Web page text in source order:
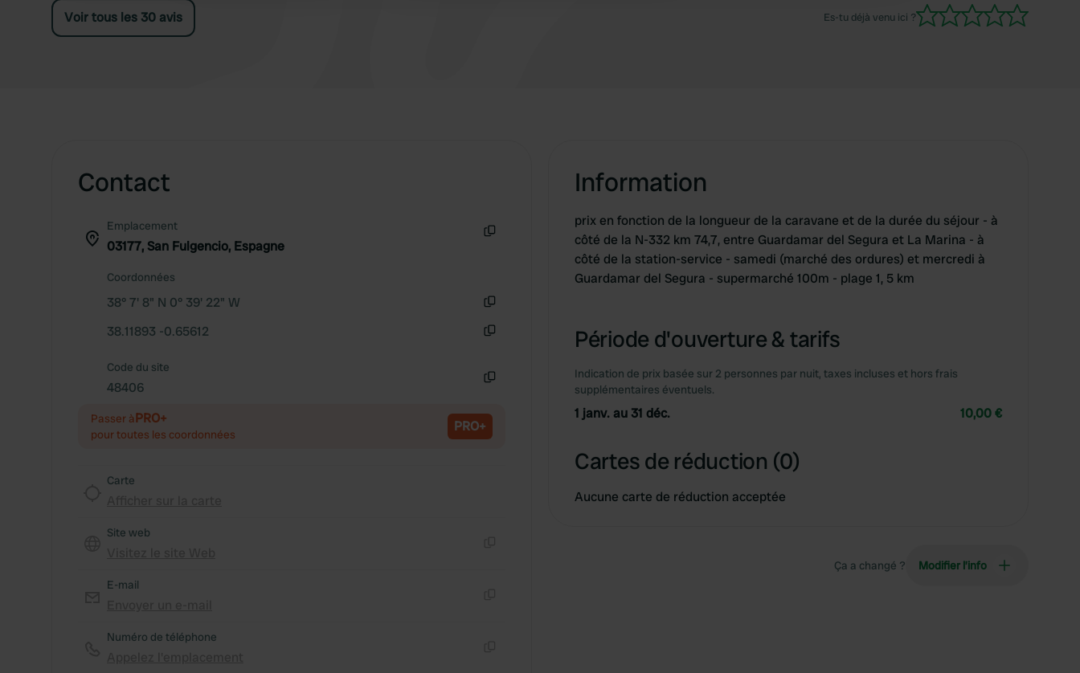
Voir tous les 30 avis Es-tu déjà venu ici ?
Contact
Emplacement
03177, San Fulgencio, Espagne
Coordonnées
38° 7' 8" N 0° 39' 22" W
38.11893 -0.65612
Code du site
48406
Passer àPRO+
pour toutes les coordonnées PRO+
Carte
Site web
E-mail
Numéro de téléphone
Information
prix en fonction de la longueur de la caravane et de la durée du séjour - à
côté de la N-332 km 74,7, entre Guardamar del Segura et La Marina - à
côté de la station-service - samedi (marché des ordures) et mercredi à
Guardamar del Segura - supermarché 100m - plage 1, 5 km
Période d'ouverture & tarifs
Indication de prix basée sur 2 personnes par nuit, taxes incluses et hors frais
supplémentaires éventuels.
1 janv. au 31 déc. 10,00 €
Cartes de réduction (0)
Aucune carte de réduction acceptée
Ça a changé ? Modifier l’info